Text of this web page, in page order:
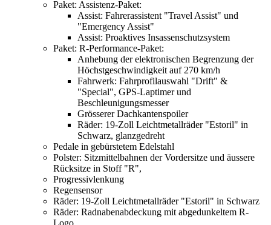
Paket: Assistenz-Paket:
Assist: Fahrerassistent "Travel Assist" und
"Emergency Assist"
Assist: Proaktives Insassenschutzsystem
Paket: R-Performance-Paket:
Anhebung der elektronischen Begrenzung der
Höchstgeschwindigkeit auf 270 km/h
Fahrwerk: Fahrprofilauswahl "Drift" &
"Special", GPS-Laptimer und
Beschleunigungsmesser
Grösserer Dachkantenspoiler
Räder: 19-Zoll Leichtmetallräder "Estoril" in
Schwarz, glanzgedreht
Pedale in gebürstetem Edelstahl
Polster: Sitzmittelbahnen der Vordersitze und äussere
Rücksitze in Stoff "R",
Progressivlenkung
Regensensor
Räder: 19-Zoll Leichtmetallräder "Estoril" in Schwarz
Räder: Radnabenabdeckung mit abgedunkeltem R-